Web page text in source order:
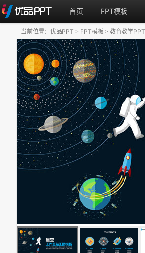
首页 PPT模板
当前位置： 优品PPT > PPT模板 > 教育教学PPT